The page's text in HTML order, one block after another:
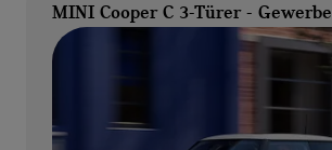
MINI Cooper C 3-Türer - Gewerbe